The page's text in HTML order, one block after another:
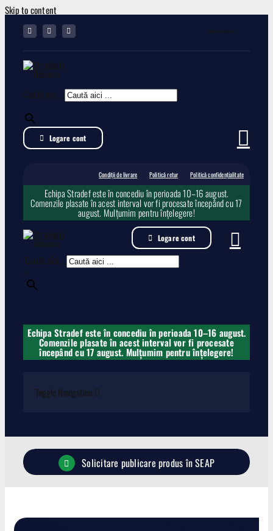
Skip to content
Toggle Navigation
Caută aici ...
×
Logare cont
Condiții de livrare Politică retur Politică confidențialitate
Echipa Stradef este în concediu în perioada 10–16 august.
Comenzile plasate în acest interval vor fi procesate începând cu 17
august. Mulțumim pentru înțelegere!
Logare cont
Caută aici ...
×
Echipa Stradef este în concediu în perioada 10–16 august.
Comenzile plasate în acest interval vor fi procesate
începând cu 17 august. Mulțumim pentru înțelegere!
Toggle Navigation
Pistoale Solicitare publicare produs în SEAP